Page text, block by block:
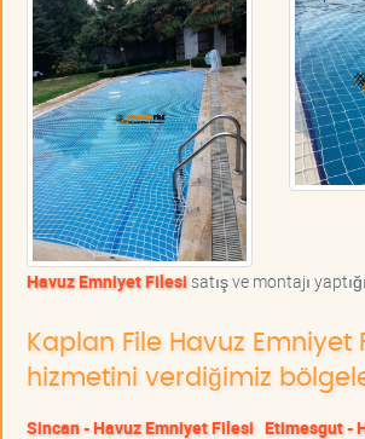
Havuz Emniyet Filesisatış ve montajı
Kaplan File Havuz Emniyet
hizmetini verdiğimiz
Sincan - Havuz Emniyet Filesi Etimesgut -